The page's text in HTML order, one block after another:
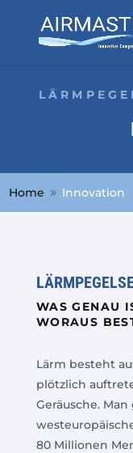
Home 9 Innovation
WAS GENAU
WORAUS
Lärm besteht
plötzlich
Geräusche.
80 Millionen